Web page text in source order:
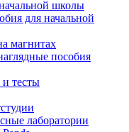
школы
для начальной
магнитах
пособия
тесты
лаборатории